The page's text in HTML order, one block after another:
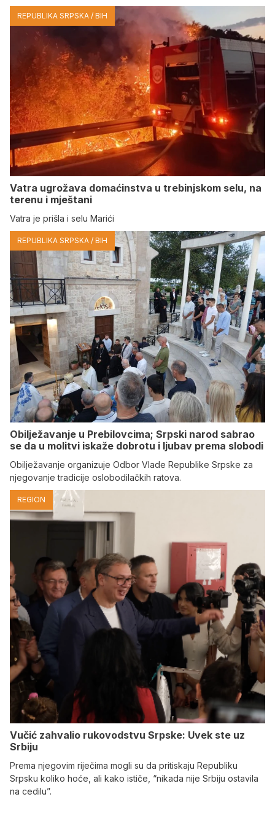
REPUBLIKA SRPSKA / BIH
Vatra ugrožava domaćinstva u trebinjskom selu, na
terenu i mještani
Vatra je prišla i selu Marići
REPUBLIKA SRPSKA / BIH
Obilježavanje u Prebilovcima; Srpski narod sabrao
se da u molitvi iskaže dobrotu i ljubav prema slobodi
Obilježavanje organizuje Odbor Vlade Republike Srpske za
njegovanje tradicije oslobodilačkih ratova.
REGION
Vučić zahvalio rukovodstvu Srpske: Uvek ste uz
Srbiju
Prema njegovim riječima mogli su da pritiskaju Republiku
Srpsku koliko hoće, ali kako ističe, “nikada nije Srbiju ostavila
na cedilu”.